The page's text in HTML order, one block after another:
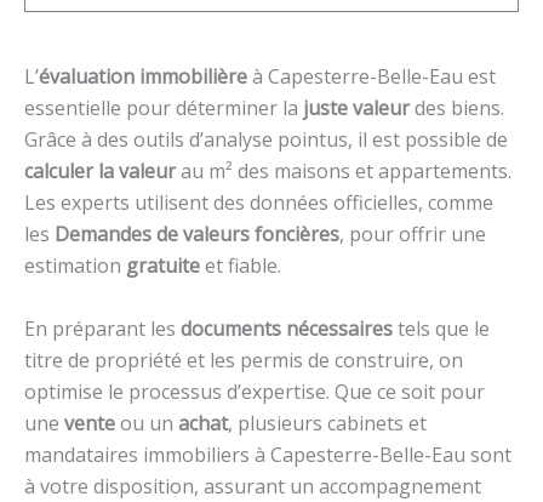
L’évaluation immobilièreà Capesterre-Belle-Eau est
essentielle pour déterminer la juste valeurdes biens.
Grâce à des outils d’analyse pointus, il est possible de
calculer la valeurau m² des maisons et appartements.
Les experts utilisent des données officielles, comme
les Demandes de valeurs foncières, pour offrir une
estimation gratuiteet fiable.
En préparant les documents nécessairestels que le
titre de propriété et les permis de construire, on
optimise le processus d’expertise. Que ce soit pour
une venteou un achat, plusieurs cabinets et
mandataires immobiliers à Capesterre-Belle-Eau sont
à votre disposition, assurant un accompagnement